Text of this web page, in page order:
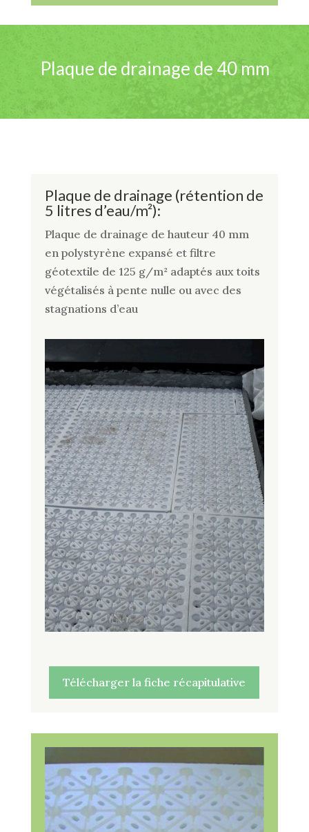
Plaque de drainage de 40 mm
Plaque de drainage (rétention de
5 litres d’eau/m²):
Plaque de drainage de hauteur 40 mm
en polystyrène expansé et filtre
géotextile de 125 g/m² adaptés aux toits
végétalisés à pente nulle ou avec des
stagnations d’eau
Télécharger la fiche récapitulative